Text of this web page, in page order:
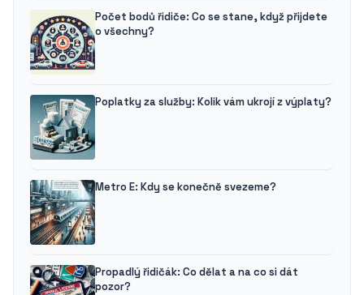
Počet bodů řidiče: Co se stane, když přijdete
o všechny?
Poplatky za služby: Kolik vám ukrojí z výplaty?
Metro E: Kdy se konečně svezeme?
Propadlý řidičák: Co dělat a na co si dát
pozor?